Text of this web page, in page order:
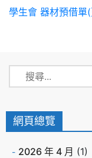
學生會 器材預借單
網頁總覽
2026 年 4 月 (1)